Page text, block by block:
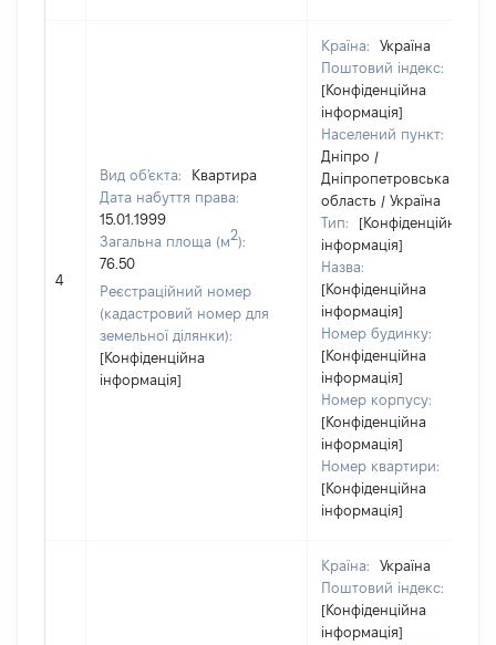
4
Вид об'єкта:
Квартира
Дата набуття права:
15.01.1999
Загальна площа (м2):
76.50
Реєстраційний номер
(кадастровий номер для
земельної ділянки):
[Конфіденційна
інформація]
Країна:
Україна
Поштовий індекс:
[Конфіденційна
інформація]
Населений пункт:
Дніпро /
Дніпропетровська
область / Україна
Тип:
[Конфіденційна
інформація]
Назва:
[Конфіденційна
інформація]
Номер будинку:
[Конфіденційна
інформація]
Номер корпусу:
[Конфіденційна
інформація]
Номер квартири:
[Конфіденційна
інформація]
Країна:
Україна
Поштовий індекс:
[Конфіденційна
інформація]